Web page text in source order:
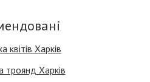
квітів Харків
троянд Харків